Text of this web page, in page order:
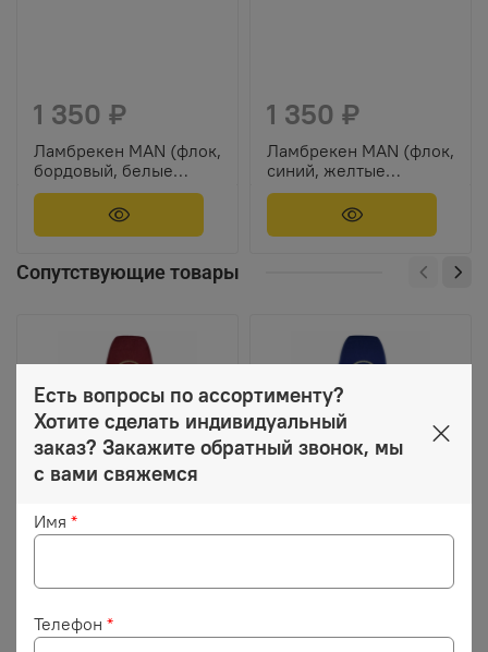
1 350 ₽
Ламбрекен MAN (флок,
бордовый, белые
шарики) 230см
1 350 ₽
Ламбрекен MAN (флок,
синий, желтые
шарики) 230см
Сопутствующие товары
Чехлы MAN TGS
Чехлы MAN TGS
Есть вопросы по ассортименту?
Хотите сделать индивидуальный
заказ? Закажите обратный звонок, мы
с вами свяжемся
Имя *
Телефон *